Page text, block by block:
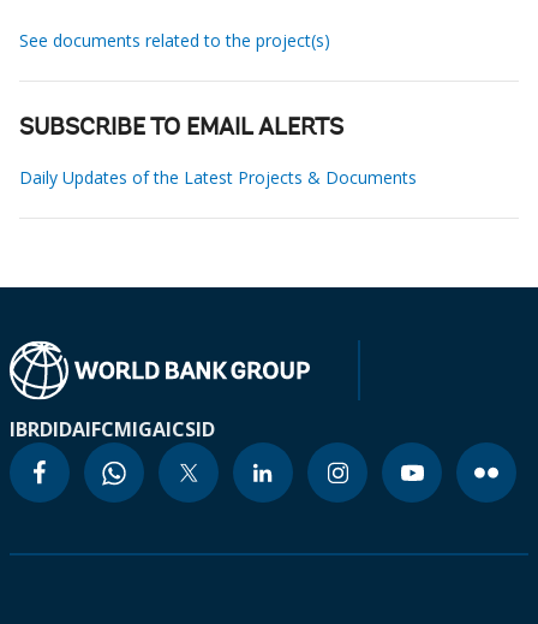
See documents related to the project(s)
SUBSCRIBE TO EMAIL ALERTS
Daily Updates of the Latest Projects & Documents
IBRDIDAIFCMIGAICSID